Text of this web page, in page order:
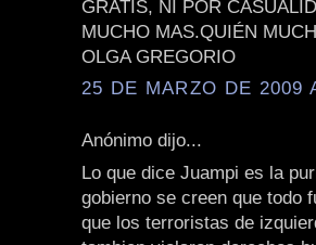
GRATIS, NI POR
MUCHO MAS.QUIÉN
OLGA GREGORIO
25 DE MARZO DE 2009
Anónimo dijo...
Lo que dice Juampi es la
gobierno se creen que todo
que los terroristas de